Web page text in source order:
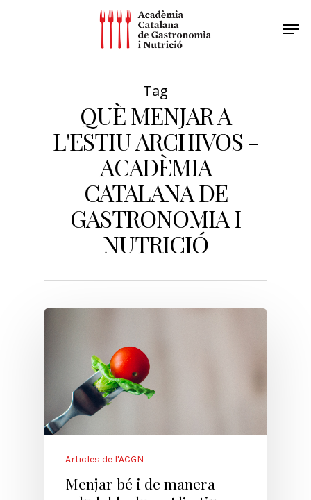
Tag
QUÈ MENJAR A
L'ESTIU ARCHIVOS -
ACADÈMIA
CATALANA DE
GASTRONOMIA I
NUTRICIÓ
Articles de l'ACGN
Menjar bé i de manera